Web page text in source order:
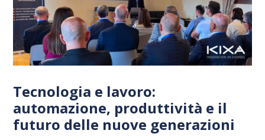
Tecnologia e lavoro:
automazione, produttività e il
futuro delle nuove generazioni